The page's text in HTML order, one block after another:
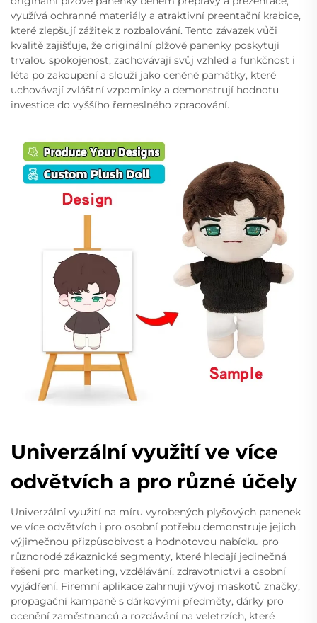
využívá ochranné materiály a atraktivní preentační krabice,
které zlepšují zážitek z rozbalování. Tento závazek vůči
kvalitě zajišťuje, že originální plžové panenky poskytují
trvalou spokojenost, zachovávají svůj vzhled a funkčnost i
léta po zakoupení a slouží jako ceněné památky, které
uchovávají zvláštní vzpomínky a demonstrují hodnotu
investice do vyššího řemeslného zpracování.
Univerzální využití ve více
odvětvích a pro různé účely
Univerzální využití na míru vyrobených plyšových panenek
ve více odvětvích i pro osobní potřebu demonstruje jejich
výjimečnou přizpůsobivost a hodnotovou nabídku pro
různorodé zákaznické segmenty, které hledají jedinečná
řešení pro marketing, vzdělávání, zdravotnictví a osobní
vyjádření. Firemní aplikace zahrnují vývoj maskotů značky,
propagační kampaně s dárkovými předměty, dárky pro
ocenění zaměstnanců a rozdávání na veletrzích, které